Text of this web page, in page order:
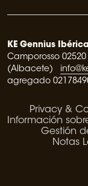
KE Gennius Ibérica
Camporosso
(Albacete)
agregado
Privacy &
Información
Gestión
Notas